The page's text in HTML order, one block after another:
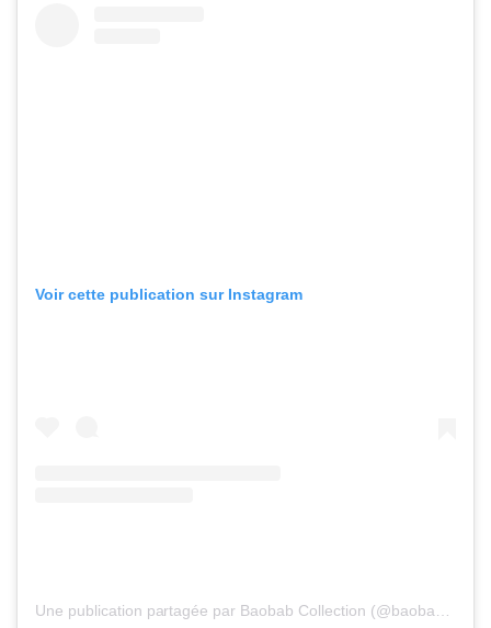
Voir cette publication sur Instagram